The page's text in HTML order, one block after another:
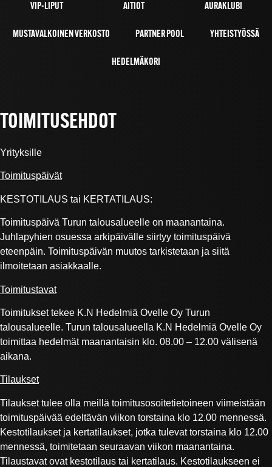
VIP-LIPUT AITIOT AURAKLUBI
MUSTAVALKOINEN VERKOSTO PARTNER POOL YHTEISTYÖSSÄ
HEDELMÄKORI
TOIMITUSEHDOT
Yrityksille
Toimituspäivät
KESTOTILAUS tai KERTATILAUS:
Toimituspäivä Turun talousalueelle on maanantaina.
Juhlapyhien osuessa arkipäivälle siirtyy toimituspäivä
eteenpäin. Toimituspäivän muutos tarkistetaan ja siitä
ilmoitetaan asiakkaalle.
Toimitustavat
Toimitukset tekee K.N Hedelmiä Ovelle Oy Turun
talousalueelle. Turun talousalueella K.N Hedelmiä Ovelle Oy
toimittaa hedelmät maanantaisin klo. 08.00 – 12.00 välisenä
aikana.
Tilaukset
Tilaukset tulee olla meillä toimitusosoitetietoineen viimeistään
toimituspäivää edeltävän viikon torstaina klo 12.00 mennessä.
Kestotilaukset ja kertatilaukset, jotka tulevat torstaina klo 12.00
mennessä, toimitetaan seuraavan viikon maanantaina.
Tilaustavat ovat kestotilaus tai kertatilaus. Kestotilaukseen ei